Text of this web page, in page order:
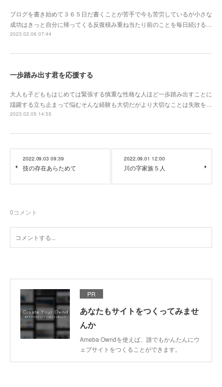
ブログを書き始めて３６５日だ書くことが苦手で今も苦労しているが小さな
成功はきっと自分に帰ってくる反復積み重ね当たり前のことを毎日続ける…
2023.02.06 07:44
一歩踏み出す君を応援する
大人も子どももはじめては緊張する慎重な性格な人ほど一歩踏み出すことに
躊躇する立ち止まって悩むそんな経験も大切だがより大切なことは失敗を…
2023.02.05 14:55
2022.09.03 09:39
技の存在あらためて
2022.09.01 12:00
川の字家族５人
0コメント
PR
あなたもサイトをつくってみませ
んか
Ameba Owndを使えば、誰でもかんたんにウ
ェブサイトをつくることができます。